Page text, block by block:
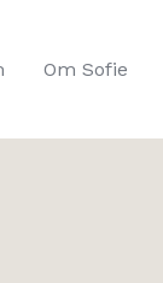
Om Sofie